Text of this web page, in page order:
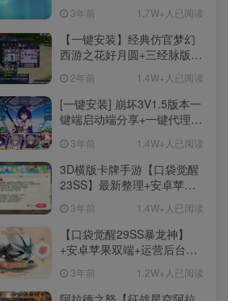
+支付对接+安卓苹果双端+运
营后台+GM授权后台+代理
后台
3年前 1.7W+人已阅读
【一键安装】经典仿官梦幻
西游之花好月圆+三经脉版本
卡+剧情活动+视频搭建及其
他修改资料
2年前 1.4W+人已阅读
[一键安装] 崩坏3V1.5版本一
键端启动端分享+一键代理
ID+详细指令+极简一键修改
3年前 1.4W+人已阅读
3D横版卡牌手游【口袋觉醒
23SS】最新整理+安卓苹果
细搭建教程
3年前 1.4W+人已阅读
【口袋觉醒29SS暴龙神】
+安卓苹果双端+运营后台
端 3年前 1.2W+人已阅读